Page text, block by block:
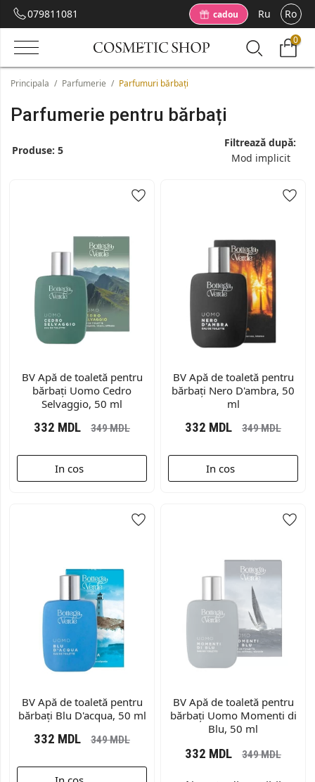
079811081 cadou Ru Ro
0
Principala / Parfumerie / Parfumuri bărbați
Parfumerie pentru bărbați
Produse: 5
Filtrează după:
BV Apă de toaletă pentru
bărbați Uomo Cedro
Selvaggio, 50 ml
332 MDL 349MDL
In cos
BV Apă de toaletă pentru
bărbați Nero D'ambra, 50
ml
332 MDL 349MDL
In cos
BV Apă de toaletă pentru
bărbați Blu D'acqua, 50 ml
332 MDL 349MDL
BV Apă de toaletă pentru
bărbați Uomo Momenti di
Blu, 50 ml
332 MDL 349MDL